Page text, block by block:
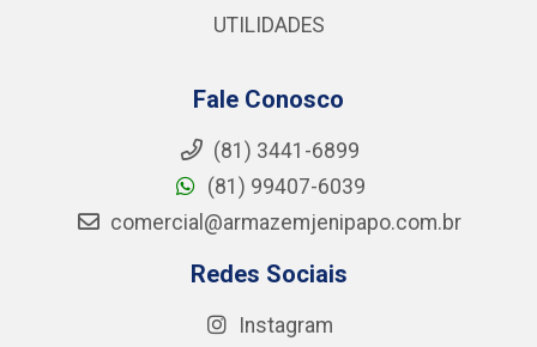
UTILIDADES
Fale Conosco
(81) 3441-6899
(81) 99407-6039
comercial@armazemjenipapo.com.br
Redes Sociais
Instagram